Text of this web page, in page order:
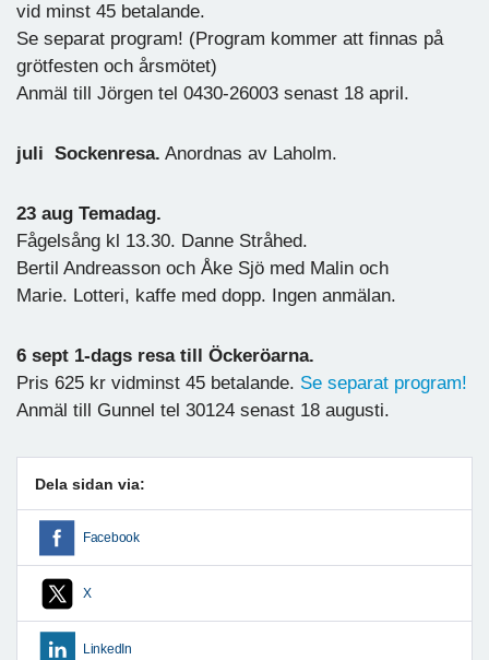
vid minst 45 betalande.
Se separat program! (Program kommer att finnas på
grötfesten och årsmötet)
Anmäl till Jörgen tel 0430-26003 senast 18 april.
juli Sockenresa. Anordnas av Laholm.
23 aug Temadag.
Fågelsång kl 13.30. Danne Stråhed.
Bertil Andreasson och Åke Sjö med Malin och
Marie. Lotteri, kaffe med dopp. Ingen anmälan.
6 sept 1-dags resa till Öckeröarna.
Pris 625 kr vidminst 45 betalande. Se separat program!
Anmäl till Gunnel tel 30124 senast 18 augusti.
Dela sidan via:
Facebook
X
LinkedIn